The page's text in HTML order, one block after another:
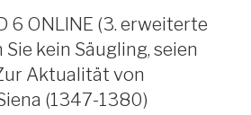
6 ONLINE (3. erweiterte
Sie kein Säugling, seien
Aktualität von
(1347-1380)